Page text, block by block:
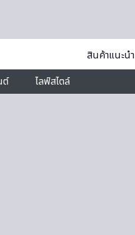
สินค้าแนะนำ
ต์ ไลฟ์สไตล์